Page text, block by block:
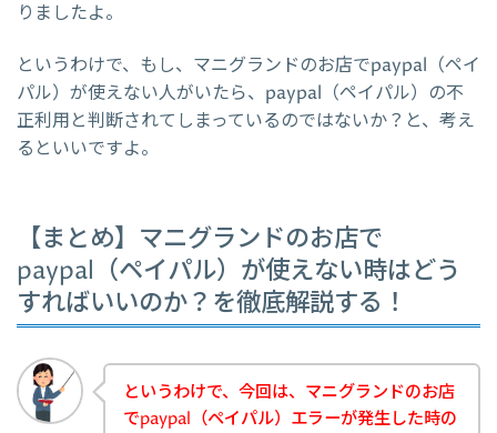
りましたよ。
というわけで、もし、マニグランドのお店でpaypal（ペイ
パル）が使えない人がいたら、paypal（ペイパル）の不
正利用と判断されてしまっているのではないか？と、考え
るといいですよ。
【まとめ】マニグランドのお店で
paypal（ペイパル）が使えない時はどう
すればいいのか？を徹底解説する！
というわけで、今回は、マニグランドのお店
でpaypal（ペイパル）エラーが発生した時の